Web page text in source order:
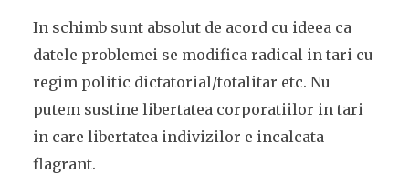
In schimb sunt absolut de acord cu ideea ca
datele problemei se modifica radical in tari cu
regim politic dictatorial/totalitar etc. Nu
putem sustine libertatea corporatiilor in tari
in care libertatea indivizilor e incalcata
flagrant.